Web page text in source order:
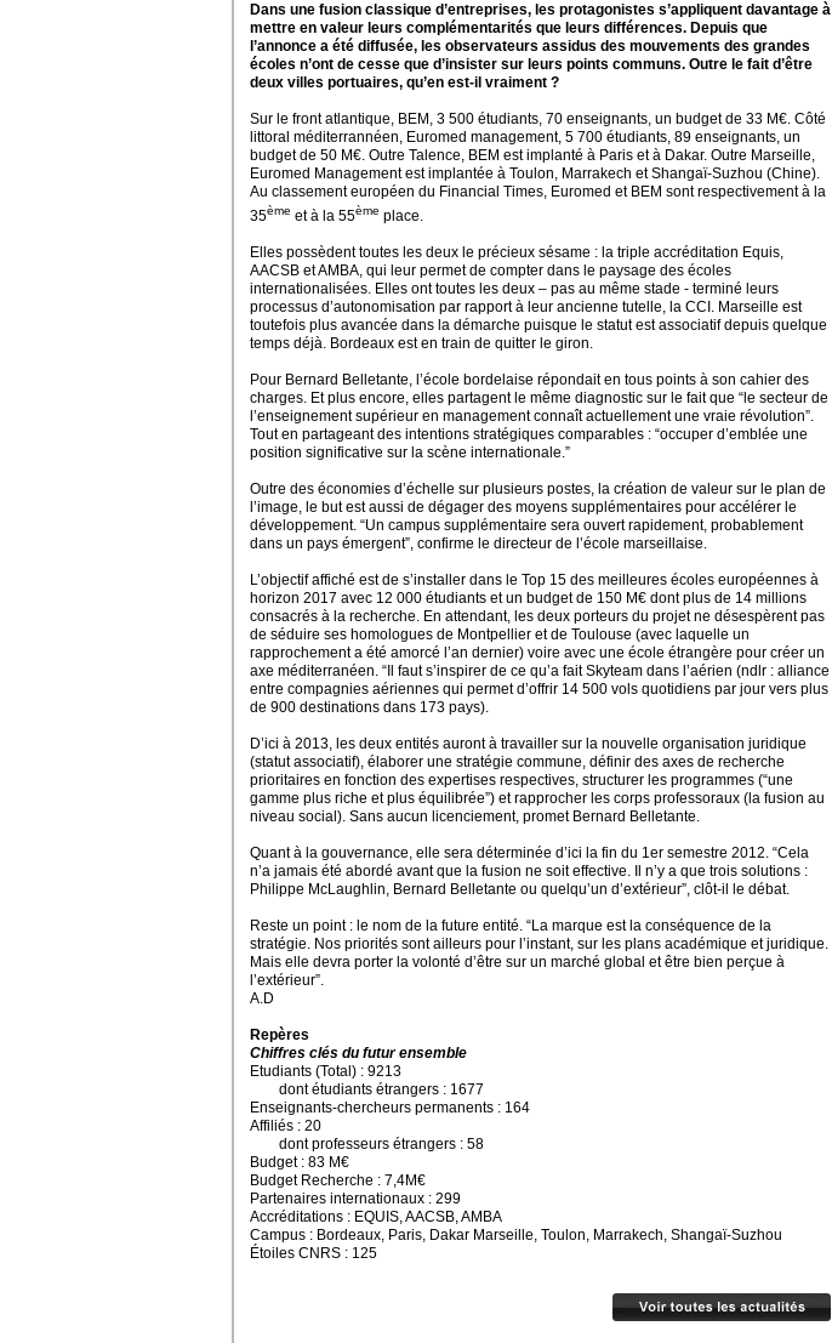
Dans une fusion classique d’entreprises, les protagonistes s’appliquent davantage à
mettre en valeur leurs complémentarités que leurs différences. Depuis que
l’annonce a été diffusée, les observateurs assidus des mouvements des grandes
écoles n’ont de cesse que d’insister sur leurs points communs. Outre le fait d’être
deux villes portuaires, qu’en est-il vraiment ?
Sur le front atlantique, BEM, 3 500 étudiants, 70 enseignants, un budget de 33 M€. Côté
littoral méditerrannéen, Euromed management, 5 700 étudiants, 89 enseignants, un
budget de 50 M€. Outre Talence, BEM est implanté à Paris et à Dakar. Outre Marseille,
Euromed Management est implantée à Toulon, Marrakech et Shangaï-Suzhou (Chine).
Au classement européen du Financial Times, Euromed et BEM sont respectivement à la
35ème et à la 55ème place.
Elles possèdent toutes les deux le précieux sésame : la triple accréditation Equis,
AACSB et AMBA, qui leur permet de compter dans le paysage des écoles
internationalisées. Elles ont toutes les deux – pas au même stade - terminé leurs
processus d’autonomisation par rapport à leur ancienne tutelle, la CCI. Marseille est
toutefois plus avancée dans la démarche puisque le statut est associatif depuis quelque
temps déjà. Bordeaux est en train de quitter le giron.
Pour Bernard Belletante, l’école bordelaise répondait en tous points à son cahier des
charges. Et plus encore, elles partagent le même diagnostic sur le fait que “le secteur de
l’enseignement supérieur en management connaît actuellement une vraie révolution”.
Tout en partageant des intentions stratégiques comparables : “occuper d’emblée une
position significative sur la scène internationale.”
Outre des économies d’échelle sur plusieurs postes, la création de valeur sur le plan de
l’image, le but est aussi de dégager des moyens supplémentaires pour accélérer le
développement. “Un campus supplémentaire sera ouvert rapidement, probablement
dans un pays émergent”, confirme le directeur de l’école marseillaise.
L’objectif affiché est de s’installer dans le Top 15 des meilleures écoles européennes à
horizon 2017 avec 12 000 étudiants et un budget de 150 M€ dont plus de 14 millions
consacrés à la recherche. En attendant, les deux porteurs du projet ne désespèrent pas
de séduire ses homologues de Montpellier et de Toulouse (avec laquelle un
rapprochement a été amorcé l’an dernier) voire avec une école étrangère pour créer un
axe méditerranéen. “Il faut s’inspirer de ce qu’a fait Skyteam dans l’aérien (ndlr : alliance
entre compagnies aériennes qui permet d’offrir 14 500 vols quotidiens par jour vers plus
de 900 destinations dans 173 pays).
D’ici à 2013, les deux entités auront à travailler sur la nouvelle organisation juridique
(statut associatif), élaborer une stratégie commune, définir des axes de recherche
prioritaires en fonction des expertises respectives, structurer les programmes (“une
gamme plus riche et plus équilibrée”) et rapprocher les corps professoraux (la fusion au
niveau social). Sans aucun licenciement, promet Bernard Belletante.
Quant à la gouvernance, elle sera déterminée d’ici la fin du 1er semestre 2012. “Cela
n’a jamais été abordé avant que la fusion ne soit effective. Il n’y a que trois solutions :
Philippe McLaughlin, Bernard Belletante ou quelqu’un d’extérieur”, clôt-il le débat.
Reste un point : le nom de la future entité. “La marque est la conséquence de la
stratégie. Nos priorités sont ailleurs pour l’instant, sur les plans académique et juridique.
Mais elle devra porter la volonté d’être sur un marché global et être bien perçue à
l’extérieur”.
A.D
Repères
Chiffres clés du futur ensemble
Etudiants (Total) : 9213
dont étudiants étrangers : 1677
Enseignants-chercheurs permanents : 164
Affiliés : 20
dont professeurs étrangers : 58
Budget : 83 M€
Budget Recherche : 7,4M€
Partenaires internationaux : 299
Accréditations : EQUIS, AACSB, AMBA
Campus : Bordeaux, Paris, Dakar Marseille, Toulon, Marrakech, Shangaï-Suzhou
Étoiles CNRS : 125